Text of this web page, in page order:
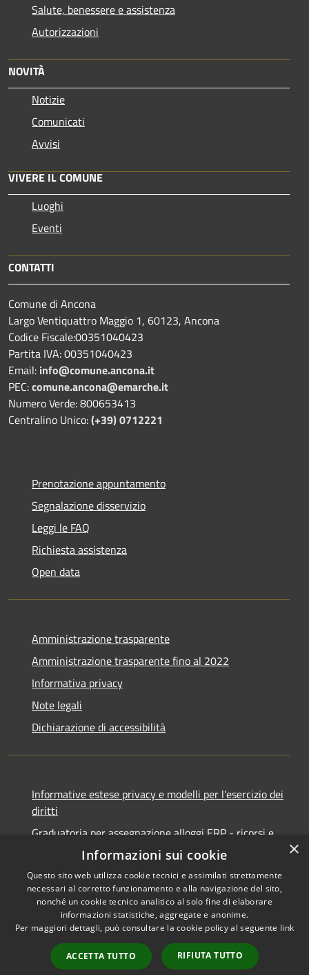
Salute, benessere e assistenza
Autorizzazioni
NOVITÀ
Notizie
Comunicati
Avvisi
VIVERE IL COMUNE
Luoghi
Eventi
CONTATTI
Comune di Ancona
Largo Ventiquattro Maggio 1, 60123, Ancona
Codice Fiscale:00351040423
Partita IVA: 00351040423
Email: info@comune.ancona.it
PEC:comune.ancona@emarche.it
Numero Verde: 800653413
Centralino Unico:(+39) 0712221
Prenotazione appuntamento
Segnalazione disservizio
Leggi le FAQ
Richiesta assistenza
Open data
Amministrazione trasparente
Amministrazione trasparente fino al 2022
Informativa privacy
Note legali
Dichiarazione di accessibilità
Informative estese privacy e modelli per l'esercizio dei
diritti
Graduatoria per assegnazione alloggi ERP - ricorsi e
Accessibilità
Copyright © 2026 • Comune di
Ancona • Powered by
Municipium•
Accesso
redazione
×
Informazioni sui cookie
Questo sito web utilizza cookie tecnici e assimilati strettamente
necessari al corretto funzionamento e alla navigazione del sito,
nonché un cookie tecnico analitico al solo fine di elaborare
informazioni statistiche, aggregate e anonime.
Per maggiori dettagli, può consultare la cookie policy al seguente link
ACCETTA TUTTO RIFIUTA TUTTO